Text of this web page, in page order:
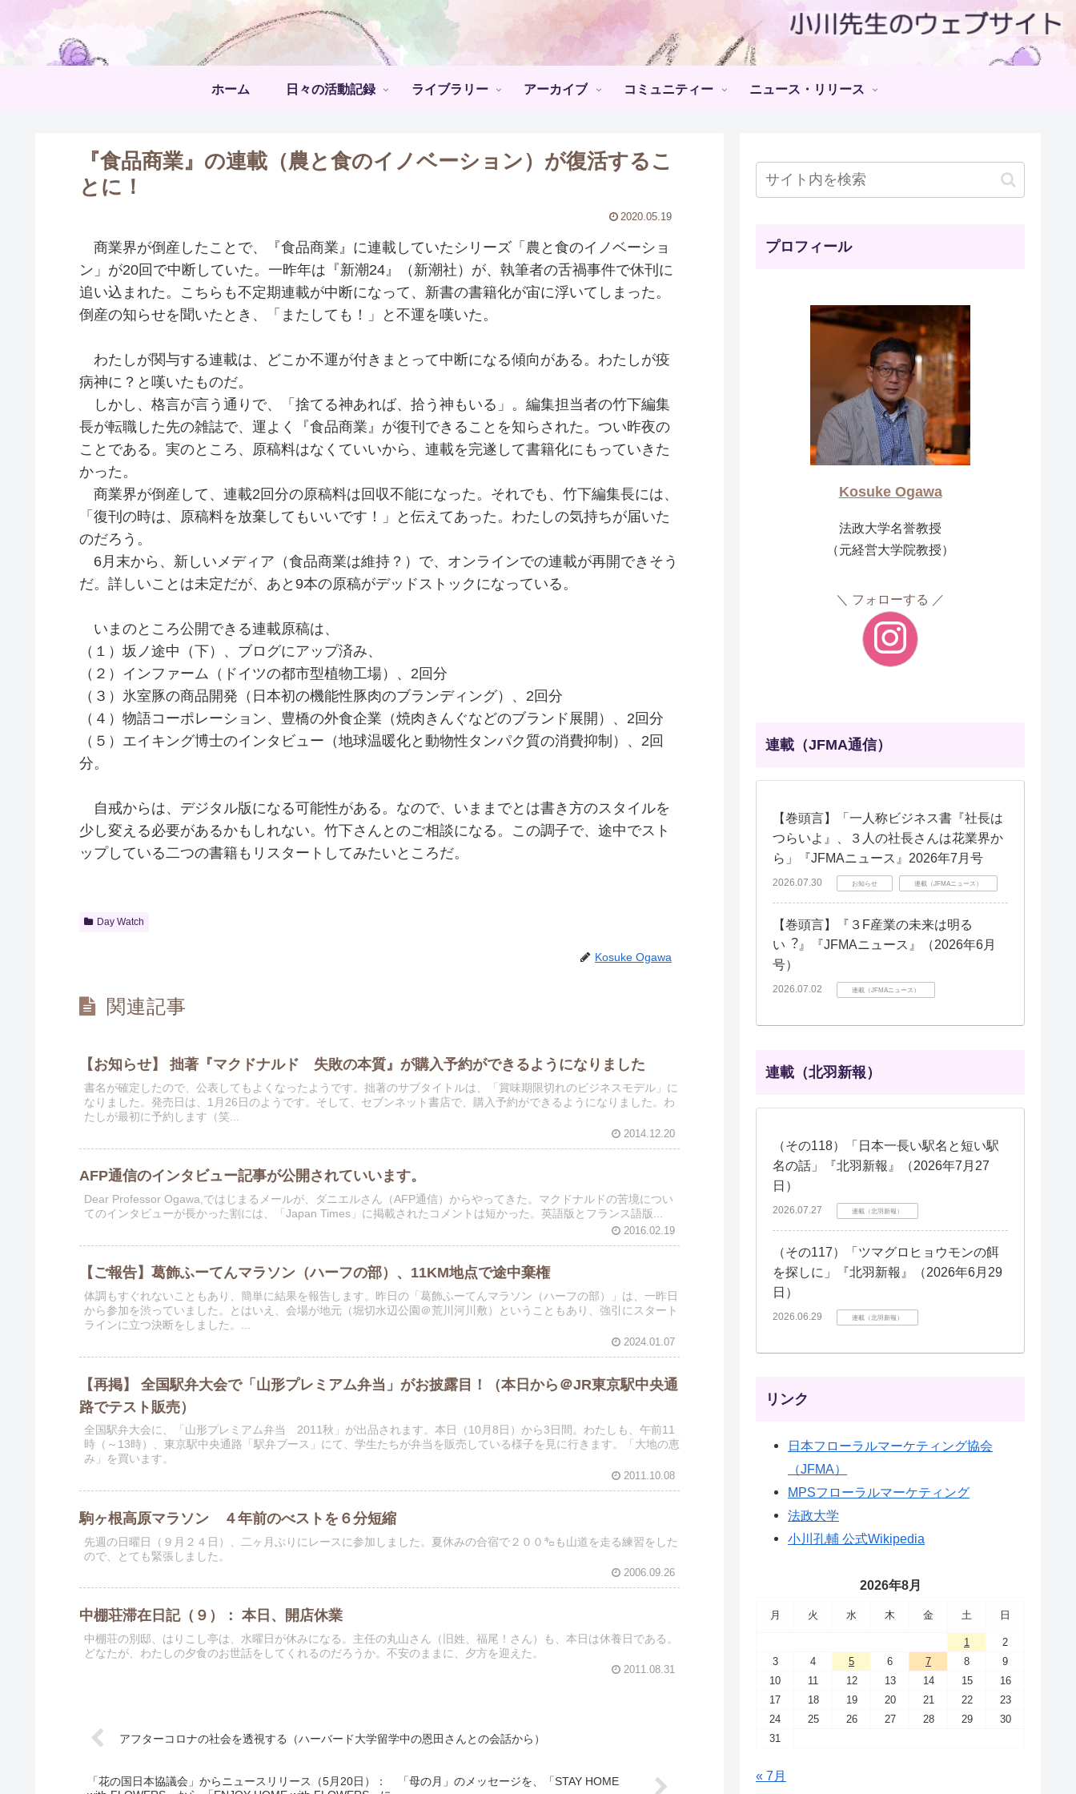
ホーム 日々の活動記録 ライブラリー アーカイブ コミュニティー ニュース・リリース
『食品商業』の連載（農と食のイノベーション）が復活するこ
とに！
2020.05.19
商業界が倒産したことで、『食品商業』に連載していたシリーズ「農と食のイノベーショ
ン」が20回で中断していた。一昨年は『新潮24』（新潮社）が、執筆者の舌禍事件で休刊に
追い込まれた。こちらも不定期連載が中断になって、新書の書籍化が宙に浮いてしまった。
倒産の知らせを聞いたとき、「またしても！」と不運を嘆いた。
わたしが関与する連載は、どこか不運が付きまとって中断になる傾向がある。わたしが疫
病神に？と嘆いたものだ。
しかし、格言が言う通りで、「捨てる神あれば、拾う神もいる」。編集担当者の竹下編集
長が転職した先の雑誌で、運よく『食品商業』が復刊できることを知らされた。つい昨夜の
ことである。実のところ、原稿料はなくていいから、連載を完遂して書籍化にもっていきた
かった。
商業界が倒産して、連載2回分の原稿料は回収不能になった。それでも、竹下編集長には、
「復刊の時は、原稿料を放棄してもいいです！」と伝えてあった。わたしの気持ちが届いた
のだろう。
6月末から、新しいメディア（食品商業は維持？）で、オンラインでの連載が再開できそう
だ。詳しいことは未定だが、あと9本の原稿がデッドストックになっている。
いまのところ公開できる連載原稿は、
（１）坂ノ途中（下）、ブログにアップ済み、
（２）インファーム（ドイツの都市型植物工場）、2回分
（３）氷室豚の商品開発（日本初の機能性豚肉のブランディング）、2回分
（４）物語コーポレーション、豊橋の外食企業（焼肉きんぐなどのブランド展開）、2回分
（５）エイキング博士のインタビュー（地球温暖化と動物性タンパク質の消費抑制）、2回
分。
自戒からは、デジタル版になる可能性がある。なので、いままでとは書き方のスタイルを
少し変える必要があるかもしれない。竹下さんとのご相談になる。この調子で、途中でスト
ップしている二つの書籍もリスタートしてみたいところだ。
Day Watch
Kosuke Ogawa
関連記事
【お知らせ】 拙著『マクドナルド 失敗の本質』が購入予約ができるようになりました
書名が確定したので、公表してもよくなったようです。拙著のサブタイトルは、「賞味期限切れのビジネスモデル」に
なりました。発売日は、1月26日のようです。そして、セブンネット書店で、購入予約ができるようになりました。わ
たしが最初に予約します（笑...
2014.12.20
AFP通信のインタビュー記事が公開されていいます。
Dear Professor Ogawa,ではじまるメールが、ダニエルさん（AFP通信）からやってきた。マクドナルドの苦境につい
てのインタビューが長かった割には、「Japan Times」に掲載されたコメントは短かった。英語版とフランス語版...
2016.02.19
【ご報告】葛飾ふーてんマラソン（ハーフの部）、11KM地点で途中棄権
体調もすぐれないこともあり、簡単に結果を報告します。昨日の「葛飾ふーてんマラソン（ハーフの部）」は、一昨日
から参加を渋っていました。とはいえ、会場が地元（堀切水辺公園＠荒川河川敷）ということもあり、強引にスタート
ラインに立つ決断をしました。...
2024.01.07
【再掲】 全国駅弁大会で「山形プレミアム弁当」がお披露目！（本日から＠JR東京駅中央通
路でテスト販売）
全国駅弁大会に、「山形プレミアム弁当 2011秋」が出品されます。本日（10月8日）から3日間。わたしも、午前11
時（～13時）、東京駅中央通路「駅弁ブース」にて、学生たちが弁当を販売している様子を見に行きます。「大地の恵
み」を買います。
2011.10.08
駒ヶ根高原マラソン ４年前のべストを６分短縮
先週の日曜日（９月２４日）、二ヶ月ぶりにレースに参加しました。夏休みの合宿で２００㌔も山道を走る練習をした
ので、とても緊張しました。
2006.09.26
中棚荘滞在日記（９）： 本日、開店休業
中棚荘の別邸、はりこし亭は、水曜日が休みになる。主任の丸山さん（旧姓、福尾！さん）も、本日は休養日である。
どなたが、わたしの夕食のお世話をしてくれるのだろうか。不安のままに、夕方を迎えた。
2011.08.31
アフターコロナの社会を透視する（ハーバード大学留学中の恩田さんとの会話から）
「花の国日本協議会」からニュースリリース（5月20日）： 「母の月」のメッセージを、「STAY HOME
プロフィール
Kosuke Ogawa
法政大学名誉教授
（元経営大学院教授）
フォローする
連載（JFMA通信）
【巻頭言】「一人称ビジネス書『社長は
つらいよ』、３人の社長さんは花業界か
ら」『JFMAニュース』2026年7月号
2026.07.30 お知らせ 連載（JFMAニュース）
【巻頭言】『３F産業の未来は明る
い︖』『JFMAニュース』（2026年6月
号）
2026.07.02 連載（JFMAニュース）
連載（北羽新報）
（その118）「日本一長い駅名と短い駅
名の話」『北羽新報』（2026年7月27
日）
2026.07.27 連載（北羽新報）
（その117）「ツマグロヒョウモンの餌
を探しに」『北羽新報』（2026年6月29
日）
2026.06.29 連載（北羽新報）
リンク
日本フローラルマーケティング協会
（JFMA）
MPSフローラルマーケティング
法政大学
小川孔輔 公式Wikipedia
2026年8月
月 火 水 木 金 土 日
1
2
3
4 5 6 7 8
9
10
11 12 13 14 15
16
17
18 19 20 21 22
23
24
25 26 27 28 29
30
31
« 7月